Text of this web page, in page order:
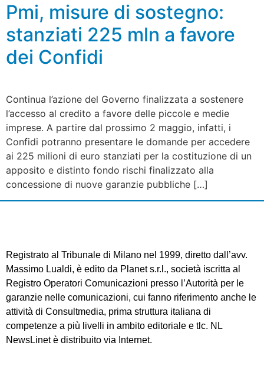
Pmi, misure di sostegno:
stanziati 225 mln a favore
dei Confidi
Continua l’azione del Governo finalizzata a sostenere
l’accesso al credito a favore delle piccole e medie
imprese. A partire dal prossimo 2 maggio, infatti, i
Confidi potranno presentare le domande per accedere
ai 225 milioni di euro stanziati per la costituzione di un
apposito e distinto fondo rischi finalizzato alla
concessione di nuove garanzie pubbliche […]
Registrato al Tribunale di Milano nel 1999, diretto dall’avv.
Massimo Lualdi, è edito da Planet s.r.l., società iscritta al
Registro Operatori Comunicazioni presso l’Autorità per le
garanzie nelle comunicazioni, cui fanno riferimento anche le
attività di Consultmedia, prima struttura italiana di
competenze a più livelli in ambito editoriale e tlc. NL
NewsLinet è distribuito via Internet.